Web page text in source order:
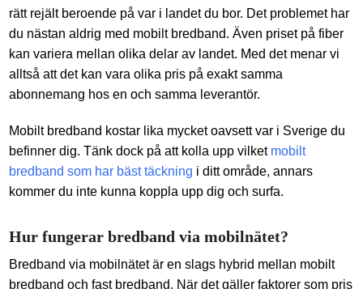
rätt rejält beroende på var i landet du bor. Det problemet har
du nästan aldrig med mobilt bredband. Även priset på fiber
kan variera mellan olika delar av landet. Med det menar vi
alltså att det kan vara olika pris på exakt samma
abonnemang hos en och samma leverantör.
Mobilt bredband kostar lika mycket oavsett var i Sverige du
befinner dig. Tänk dock på att kolla upp vilket mobilt
bredband som har bäst täckning i ditt område, annars
kommer du inte kunna koppla upp dig och surfa.
Hur fungerar bredband via mobilnätet?
Bredband via mobilnätet är en slags hybrid mellan mobilt
bredband och fast bredband. När det gäller faktorer som pris